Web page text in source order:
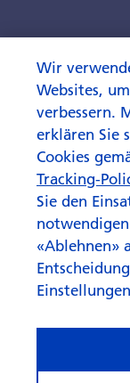
Kategorien
Finanzwissen
Das
Wir
Websites,
verbessern.
erklären Sie
Cookies
Tracking-
Sie den
«Ablehnen»